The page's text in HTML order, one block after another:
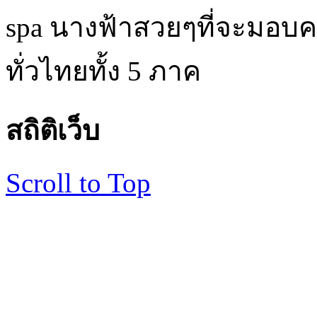
spa นางฟ้าสวยๆที่จะมอ
ทั่วไทยทั้ง 5 ภาค
สถิติเว็บ
Scroll to Top